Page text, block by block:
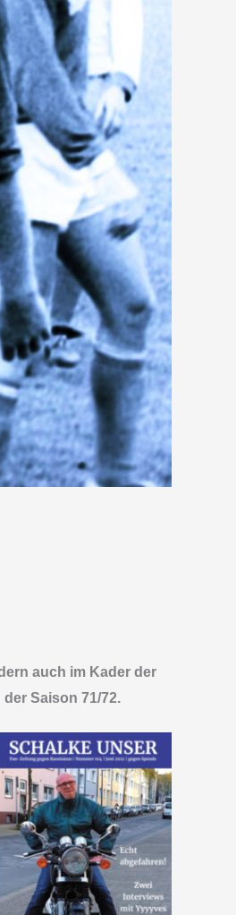
auch im Kader der
Saison 71/72.